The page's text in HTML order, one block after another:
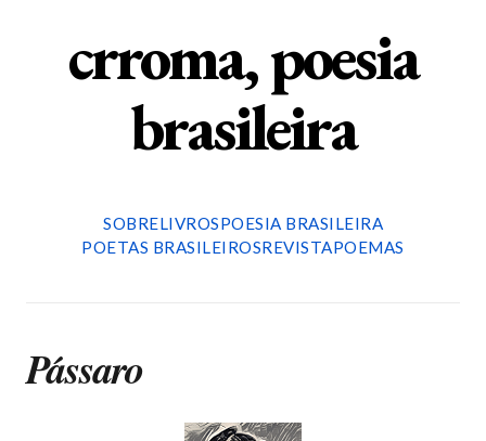
crroma, poesia
brasileira
SOBRELIVROSPOESIA BRASILEIRA
POETAS BRASILEIROSREVISTAPOEMAS
Pássaro